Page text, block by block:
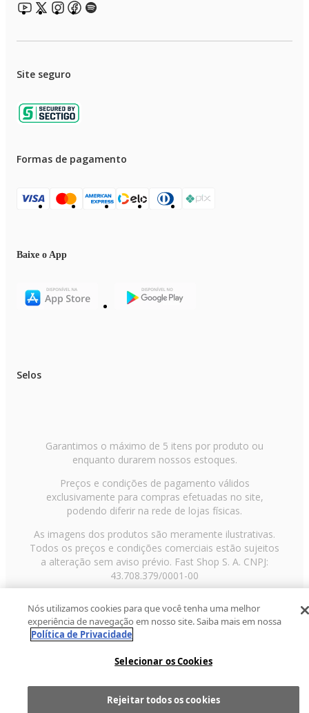
Site seguro
Formas de pagamento
Baixe o App
Selos
Garantimos o máximo de 5 itens por produto ou
enquanto durarem nossos estoques.
Preços e condições de pagamento válidos
exclusivamente para compras efetuadas no site,
podendo diferir na rede de lojas físicas.
As imagens dos produtos são meramente ilustrativas.
Todos os preços e condições comerciais estão sujeitos
a alteração sem aviso prévio. Fast Shop S. A. CNPJ:
43.708.379/0001-00
Paulo/SP, CEP 02029-001, Telefone: 11 3003-3728 ©
2013 Fast Shop - Todos os direitos reservadosRF
Nós utilizamos cookies para que você tenha uma melhor
experiência de navegação em nosso site. Saiba mais em nossa
Política de Privacidade
Selecionar os Cookies
Rejeitar todos os cookies